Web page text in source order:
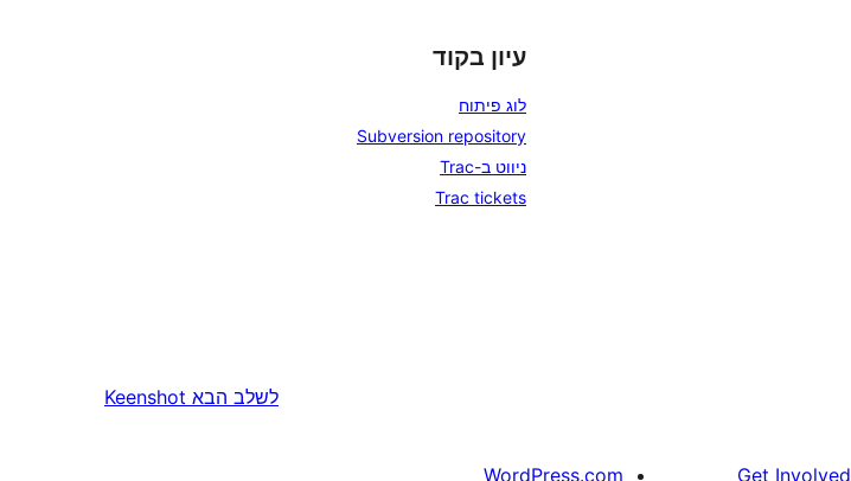
עיון בקוד
לוג פיתוח
Subversion repository
ניווט ב-Trac
Trac tickets
לשלב הבא Keenshot
Get Involved
WordPress.com